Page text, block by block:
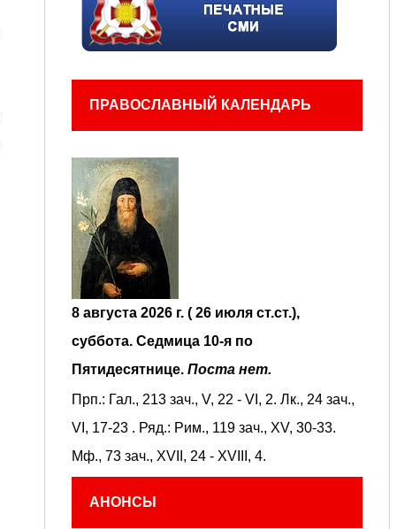
ПРАВОСЛАВНЫЙ КАЛЕНДАРЬ
8 августа 2026 г. ( 26 июля ст.ст.),
суббота. Седмица 10-я по
Пятидесятнице. Поста нет.
Прп.: Гал., 213 зач., V, 22 - VI, 2. Лк., 24 зач.,
VI, 17-23 . Ряд.: Рим., 119 зач., XV, 30-33.
Мф., 73 зач., XVII, 24 - XVIII, 4.
АНОНСЫ